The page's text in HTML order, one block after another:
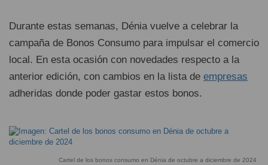
Durante estas semanas, Dénia vuelve a celebrar la
campaña de Bonos Consumo para impulsar el comercio
local. En esta ocasión con novedades respecto a la
anterior edición, con cambios en la lista de empresas
adheridas donde poder gastar estos bonos.
Cartel de los bonos consumo en Dénia de octubre a diciembre de 2024